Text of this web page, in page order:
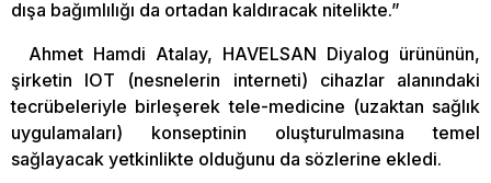
dışa bağımlılığı da ortadan kaldıracak nitelikte.”
Ahmet Hamdi Atalay, HAVELSAN Diyalog ürününün,
şirketin IOT (nesnelerin interneti) cihazlar alanındaki
tecrübeleriyle birleşerek tele-medicine (uzaktan sağlık
uygulamaları) konseptinin oluşturulmasına temel
sağlayacak yetkinlikte olduğunu da sözlerine ekledi.